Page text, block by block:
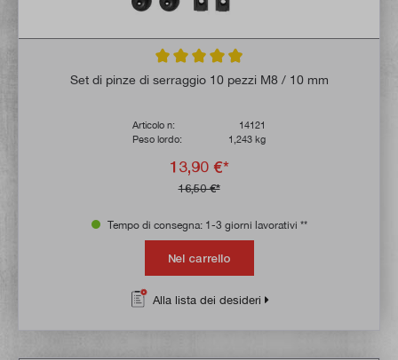
Valutazione media di 4.9 su 5 stelle
Set di pinze di serraggio 10 pezzi M8 / 10 mm
Articolo n:
14121
Peso lordo:
1,243 kg
13,90 €*
16,50 €*
Tempo di consegna: 1-3 giorni lavorativi **
Nel carrello
Alla lista dei desideri